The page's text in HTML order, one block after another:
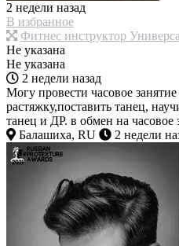
2 недели назад
В избранное
Фитнес инструктор
Не указана
Не указана
2 недели назад
Могу провести часовое
растяжку,поставить танец,
танец и ДР. в обмен на часовое
Балашиха, RU
2 недели